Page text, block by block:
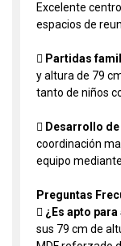
Excelente
espacios de
 Partidas
y altura de 79
tanto de niños
 Desarrollo
coordinación
equipo
Preguntas
 ¿Es apto
sus 79 cm de